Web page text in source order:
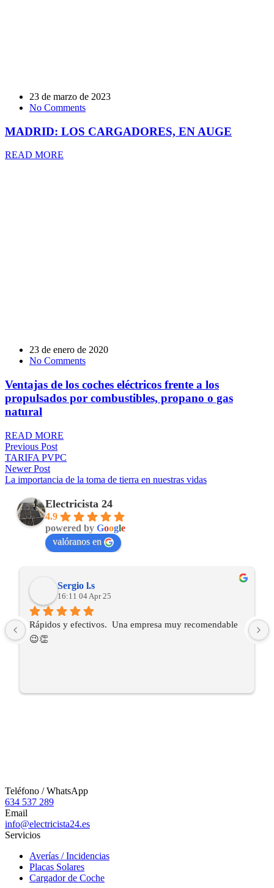
23 de marzo de 2023
No Comments
MADRID: LOS CARGADORES, EN AUGE
READ MORE
23 de enero de 2020
No Comments
Ventajas de los coches eléctricos frente a los
propulsados por combustibles, propano o gas
natural
READ MORE
Previous Post
TARIFA PVPC
Newer Post
La importancia de la toma de tierra en nuestras vidas
Electricista 24
4.9
powered by Google
valóranos en
Sergio l.s
16:11 04 Apr 25
Rápidos y efectivos.  Una empresa muy recomendable
😉👏
Teléfono / WhatsApp
634 537 289
Email
info@electricista24.es
Servicios
Averías / Incidencias
Placas Solares
Cargador de Coche